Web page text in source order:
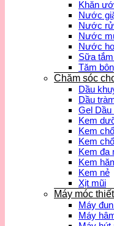
Khăn
Nước
Nước
Nước
Nước
Sữa
Tăm
Chăm sóc
Dầu
Dầu
Gel
Kem
Kem
Kem
Kem đa
Kem
Kem nẻ
Xịt mũi
Máy móc
Máy
Máy